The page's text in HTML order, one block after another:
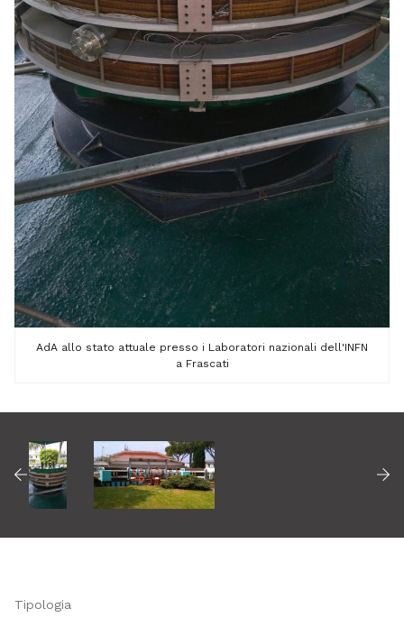
AdA allo stato attuale presso i Laboratori nazionali dell'INFN
a Frascati
Tipologia